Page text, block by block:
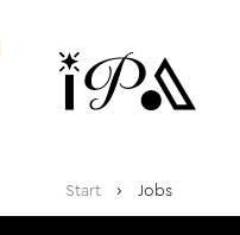
Ferienjob
Controlling, Treuhand,
Immobilien, Facility Management,
Verwaltung